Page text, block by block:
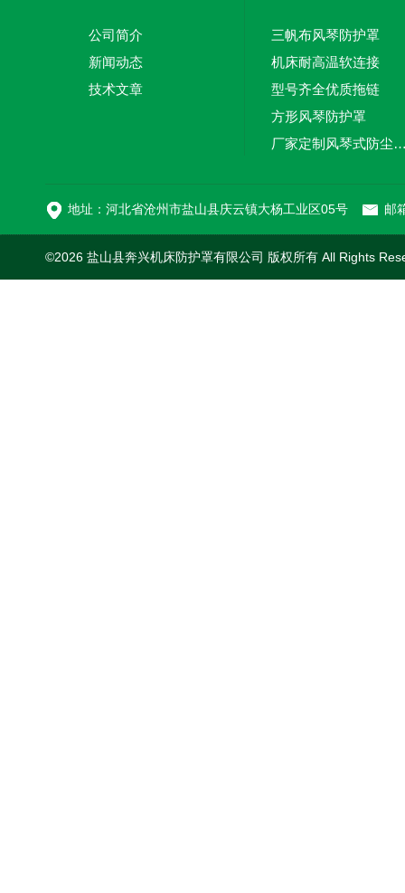
公司简介
新闻动态
技术文章
三帆布风琴防护罩
机床耐高温软连接
型号齐全优质拖链
方形风琴防护罩
厂家定制风琴式
地址：河北省沧州市盐山县庆云镇大杨工业区05号 邮
©2026 盐山县奔兴机床防护罩有限公司 版权所有 All Rights